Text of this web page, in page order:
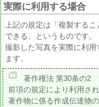
実際に利用する場合
上記の規定は「複製する
できる、というものです。
撮影した写真を実際に利
ます。
著作権法 第30条の2
前項の規定により利用さ
著作物に係る作成伝達物